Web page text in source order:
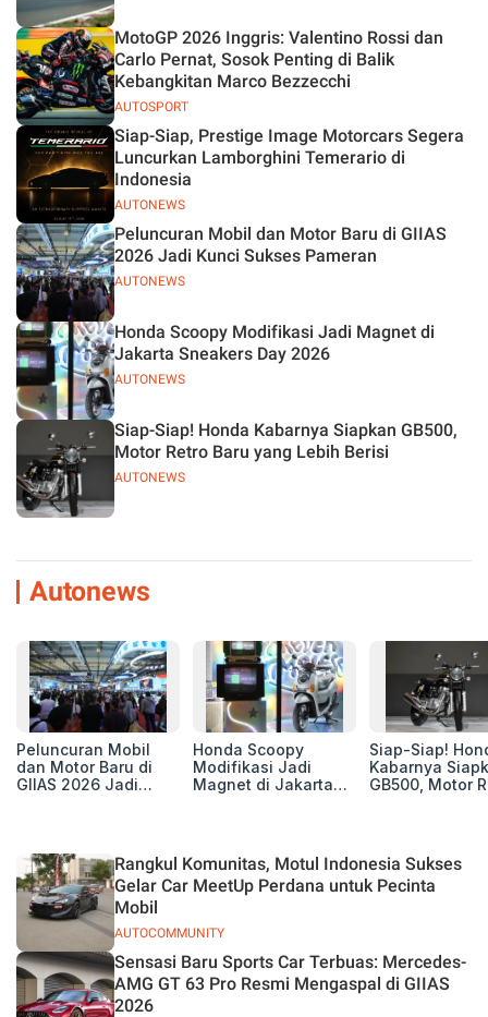
AUTOSPORT
MotoGP 2026 Inggris: Valentino Rossi dan
Carlo Pernat, Sosok Penting di Balik
Kebangkitan Marco Bezzecchi
AUTONEWS
Siap-Siap, Prestige Image Motorcars Segera
Luncurkan Lamborghini Temerario di
Indonesia
AUTONEWS
Peluncuran Mobil dan Motor Baru di GIIAS
2026 Jadi Kunci Sukses Pameran
AUTONEWS
Honda Scoopy Modifikasi Jadi Magnet di
Jakarta Sneakers Day 2026
AUTONEWS
Siap-Siap! Honda Kabarnya Siapkan GB500,
Motor Retro Baru yang Lebih Berisi
Autonews
Peluncuran Mobil
dan Motor Baru di
GIIAS 2026 Jadi
Honda Scoopy
Modifikasi Jadi
Magnet di Jakarta
Siap-Siap!
Kabarnya
GB500, Motor
AUTOCOMMUNITY
Rangkul Komunitas, Motul Indonesia Sukses
Gelar Car MeetUp Perdana untuk Pecinta
Mobil
Sensasi Baru Sports Car Terbuas: Mercedes-
AMG GT 63 Pro Resmi Mengaspal di GIIAS
2026